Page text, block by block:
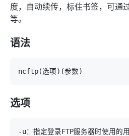
度，自动续传，标住书签，可通
等。
语法
ncftp(选项) (参数)
选项